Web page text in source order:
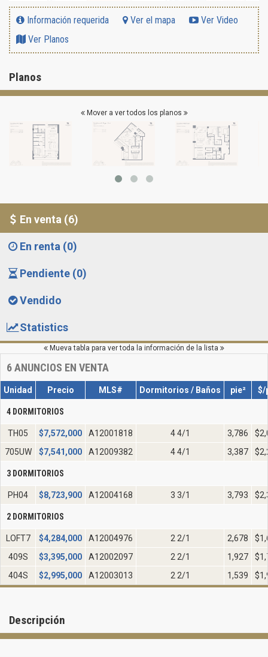
Información requerida Ver el mapa
Ver Video
Ver Planos
Planos
Mover a ver todos los planos
En venta (6)
En renta (0)
Pendiente (0)
Vendido
Statistics
Mueva tabla para ver toda la información de la lista
6ANUNCIOS EN VENTA
Unidad Precio MLS# Dormitorios / Baños pie² $/
4 DORMITORIOS
TH05 $7,572,000 A12001818 4 4/1 3,786
705UW
$7,541,000 A12009382 4 4/1 3,387
3 DORMITORIOS
PH04 $8,723,900 A12004168 3 3/1 3,793
2 DORMITORIOS
LOFT7 $4,284,000 A12004976 2 2/1 2,678
409S
$3,395,000 A12002097 2 2/1 1,927
404S
$2,995,000 A12003013 2 2/1 1,539
Descripción